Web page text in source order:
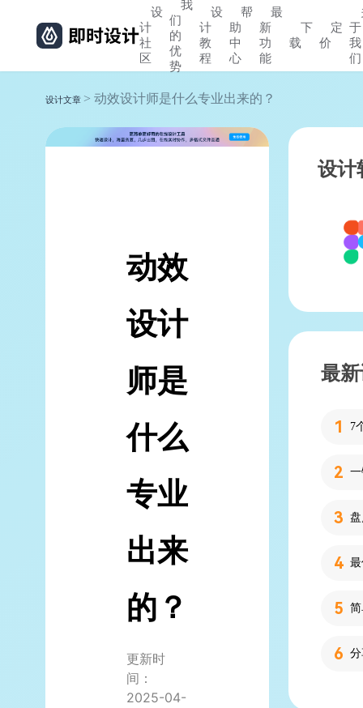
设
计
社
区
我
们
的
优
势
设
计
教
程
帮
助
中
心
最
新
功
能
下
载
定
价
于
我
们
设计文章 > 动效设计师是什么专业出来的？
动效
设计
师是
什么
专业
出来
的？
更新时
间：
2025-04-
设计
最
7